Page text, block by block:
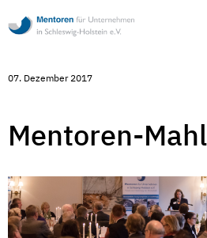
in
Schleswig-
07. Dezember 2017
Mentoren-